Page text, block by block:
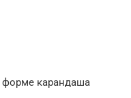
форме карандаша